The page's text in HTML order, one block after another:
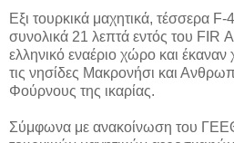
Εξι τουρκικά μαχητικά, τέσσερα
συνολικά 21 λεπτά εντός του FIR
ελληνικό εναέριο χώρο και
τις νησίδες Μακρονήσι και
Φούρνους της ικαρίας.
Σύμφωνα με ανακοίνωση του